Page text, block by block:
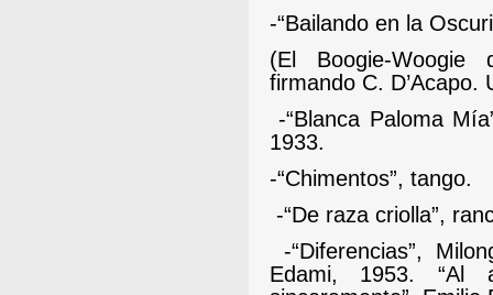
-“Bailando en la
(El Boogie-Woogie
firmando C.
-“Blanca Paloma
1933.
-“Chimentos”, tango.
-“De raza criolla”,
-“Diferencias”,
Edami, 1953. “Al